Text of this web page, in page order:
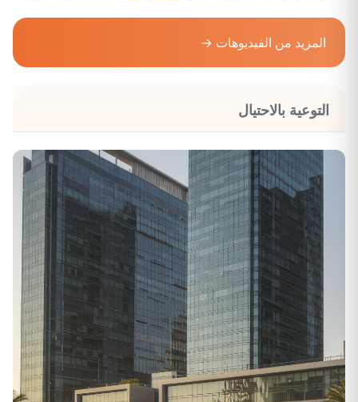
المزيد من الفيديوهات →
التوعية بالاحتيال